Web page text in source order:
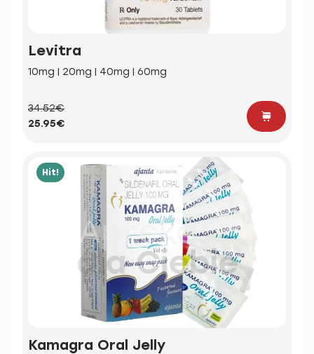
Levitra
10mg | 20mg | 40mg | 60mg
34.52€
25.95€
Hit!
Kamagra Oral Jelly